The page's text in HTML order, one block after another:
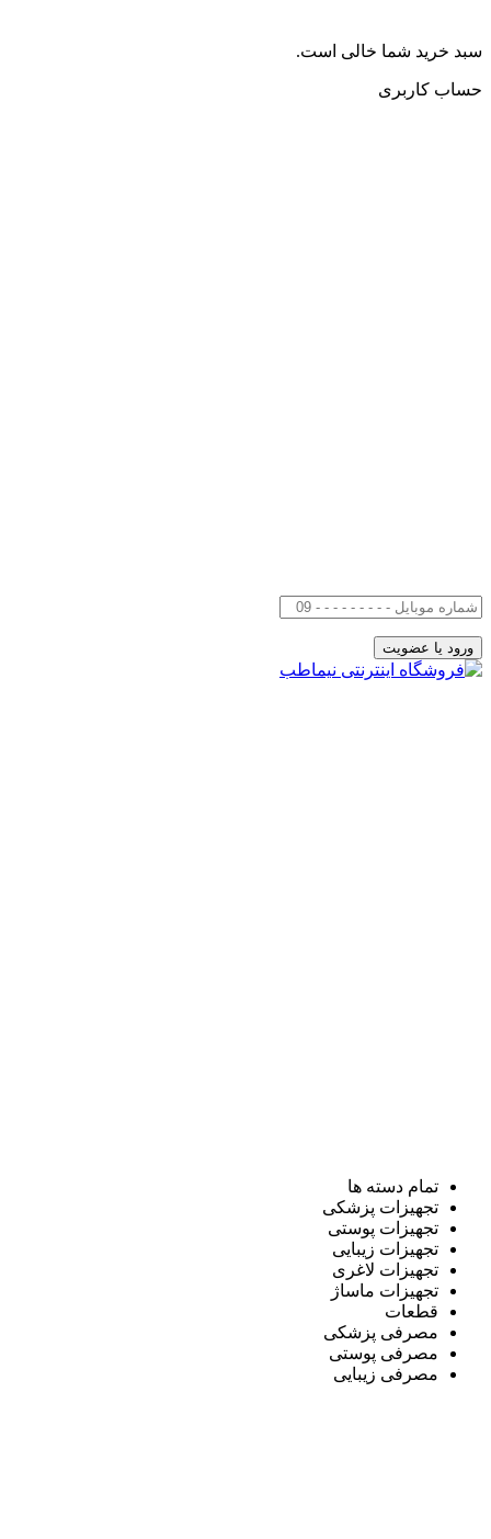
سبد خرید شما خالی است.
حساب کاربری
تمام دسته ها
تجهیزات پزشکی
تجهیزات پوستی
تجهیزات زیبایی
تجهیزات لاغری
تجهیزات ماساژ
قطعات
مصرفی پزشکی
مصرفی پوستی
مصرفی زیبایی